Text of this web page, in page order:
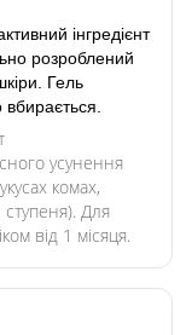
інгредієнт
розроблений
Гель
усунення
комах,
ступеня). Для
від 1 місяця.